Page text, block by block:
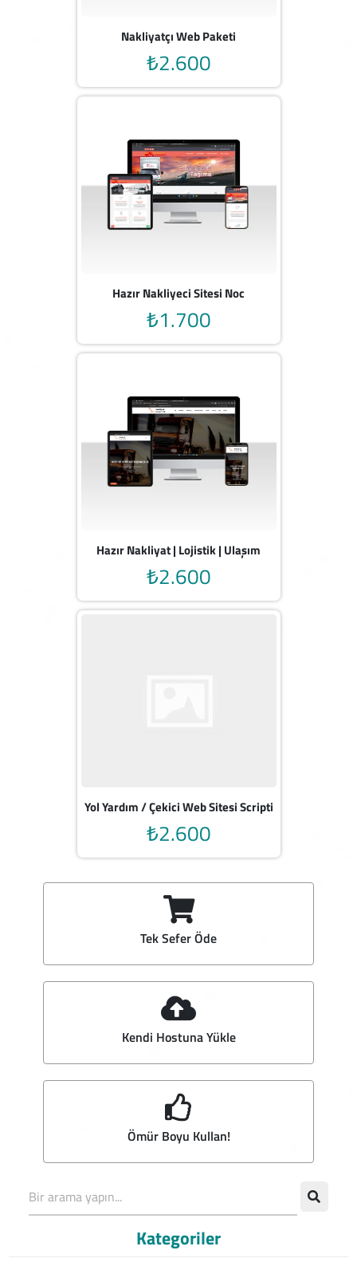
Nakliyatçı Web Paketi
₺2.600
Hazır Nakliyeci Sitesi Noc
₺1.700
Hazır Nakliyat | Lojistik | Ulaşım
₺2.600
Yol Yardım / Çekici Web Sitesi Scripti
₺2.600
Tek Sefer Öde
Kendi Hostuna Yükle
Ömür Boyu Kullan!
Kategoriler